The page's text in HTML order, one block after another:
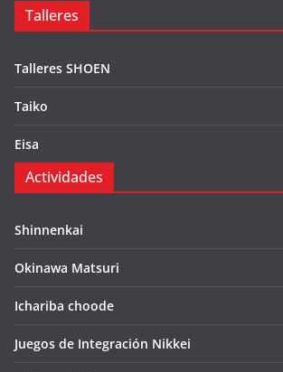
Talleres
Talleres SHOEN
Taiko
Eisa
Actividades
Shinnenkai
Okinawa Matsuri
Ichariba choode
Juegos de Integración Nikkei